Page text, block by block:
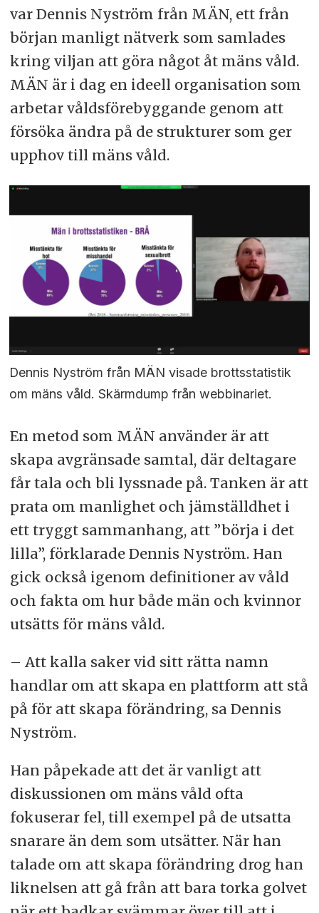
var Dennis Nyström från MÄN, ett från
början manligt nätverk som samlades
kring viljan att göra något åt mäns våld.
MÄN är i dag en ideell organisation som
arbetar våldsförebyggande genom att
försöka ändra på de strukturer som ger
upphov till mäns våld.
Dennis Nyström från MÄN visade brottsstatistik
om mäns våld. Skärmdump från webbinariet.
En metod som MÄN använder är att
skapa avgränsade samtal, där deltagare
får tala och bli lyssnade på. Tanken är att
prata om manlighet och jämställdhet i
ett tryggt sammanhang, att ”börja i det
lilla”, förklarade Dennis Nyström. Han
gick också igenom definitioner av våld
och fakta om hur både män och kvinnor
utsätts för mäns våld.
– Att kalla saker vid sitt rätta namn
handlar om att skapa en plattform att stå
på för att skapa förändring, sa Dennis
Nyström.
Han påpekade att det är vanligt att
diskussionen om mäns våld ofta
fokuserar fel, till exempel på de utsatta
snarare än dem som utsätter. När han
talade om att skapa förändring drog han
liknelsen att gå från att bara torka golvet